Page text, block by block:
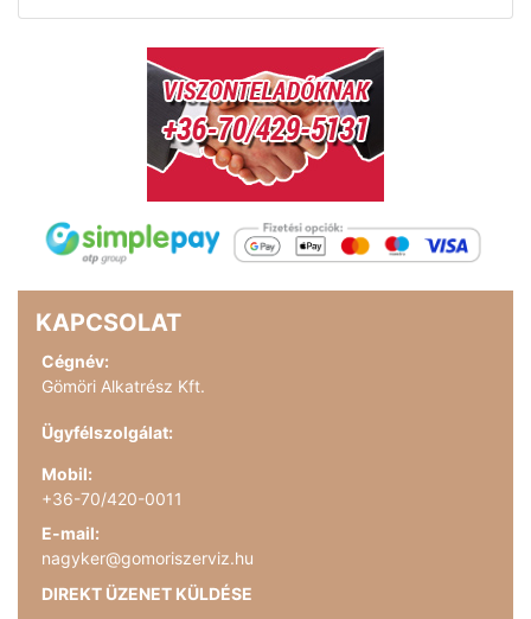
KAPCSOLAT
Cégnév:
Gömöri Alkatrész Kft.
Ügyfélszolgálat:
Mobil:
+36-70/420-0011
E-mail:
nagyker@gomoriszerviz.hu
DIREKT ÜZENET KÜLDÉSE